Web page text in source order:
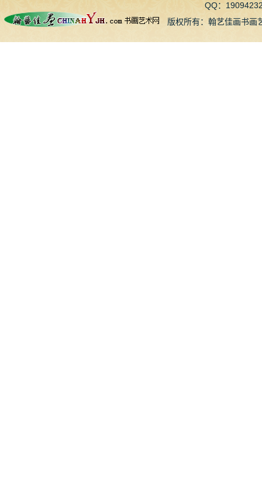
QQ：
版权所有：翰艺佳画书